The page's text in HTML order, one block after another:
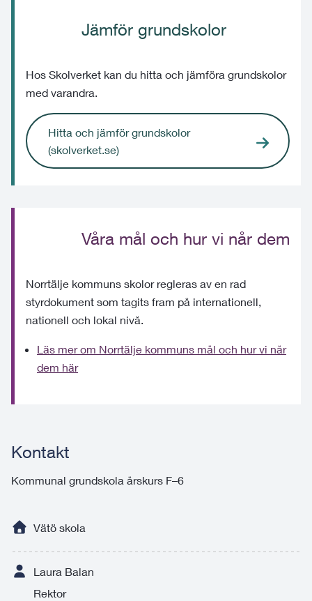
Jämför grundskolor
Hos Skolverket kan du hitta och jämföra grundskolor
med varandra.
Hitta och jämför grundskolor
(skolverket.se)
Våra mål och hur vi når dem
Norrtälje kommuns skolor regleras av en rad
styrdokument som tagits fram på internationell,
nationell och lokal nivå.
Läs mer om Norrtälje kommuns mål och hur vi når
dem här
Kontakt
Kommunal grundskola årskurs F–6
Vätö skola
Laura Balan
Rektor